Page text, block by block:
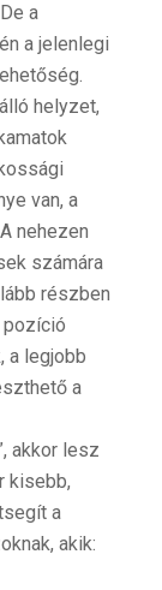
a
a jelenlegi
helyzet,
van, a
nehezen
számára
részben
pozíció
a legjobb
a
akkor lesz
kisebb,
a
akik: